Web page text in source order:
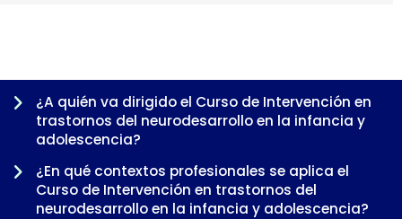
¿A quién va dirigido el Curso de Intervención en
trastornos del neurodesarrollo en la infancia y
adolescencia?
¿En qué contextos profesionales se aplica el
Curso de Intervención en trastornos del
neurodesarrollo en la infancia y adolescencia?